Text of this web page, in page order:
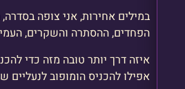
במילים אחירות, אני צופה
הפחדים, ההסתרה והשקרים,
איזה דרך יותר טובה מזה כדי
אפילו להכניס הומופוב לנעליים